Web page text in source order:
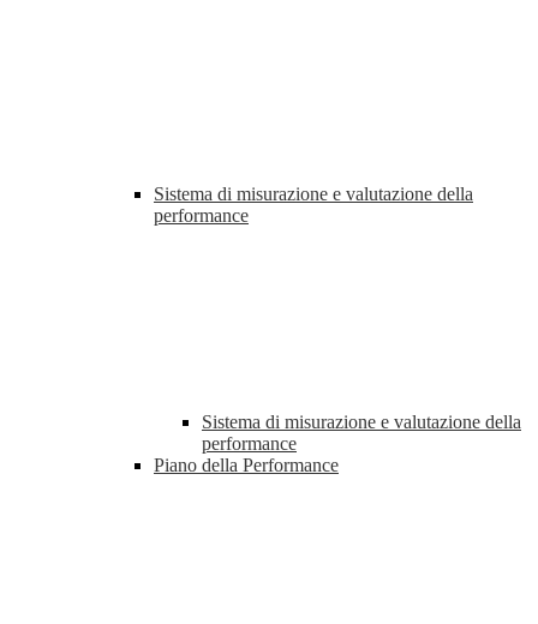
Sistema di misurazione e valutazione della
performance
Sistema di misurazione e valutazione della
performance
Piano della Performance